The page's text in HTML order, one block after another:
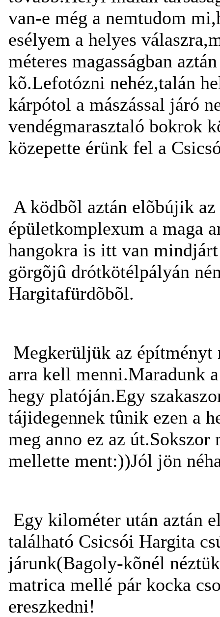
van-e még a nemtudom
esélyem a helyes
méteres magasságban
kõ.Lefotózni nehéz,talán
kárpótol a mászással járó
vendégmarasztaló bokrok
közepette érünk fel a
A ködbõl aztán elõbújik
épületkomplexum a maga
hangokra is itt van
görgõjû drótkötélpályán
Hargitafürdõbõl.
Megkerüljük az építményt
arra kell menni.Maradunk
hegy platóján.Egy
tájidegennek tûnik ezen a
meg anno ez az
mellette ment:))Jól jön
Egy kilométer után aztán
található Csicsói Hargita
járunk(Bagoly-kõnél
matrica mellé pár kocka
ereszkedni!